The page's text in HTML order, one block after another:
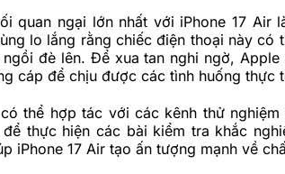
quan ngại lớn nhất với iPhone 17 Air
lo lắng rằng chiếc điện thoại này có
đè lên. Để xua tan nghi ngờ, Apple
cáp để chịu được các tình huống thực
thể hợp tác với các kênh thử
để thực hiện các bài kiểm tra khắc
iPhone 17 Air tạo ấn tượng mạnh về